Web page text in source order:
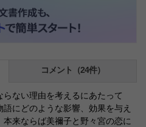
コメント（24件）
ない理由を考えるにあたって
にどのような影響、効果を与え
来ならば美禰子と野々宮の恋に